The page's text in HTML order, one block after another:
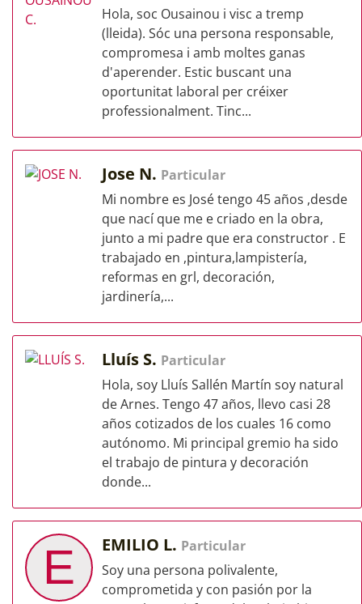
Hola, soc Ousainou i visc a tremp
(lleida). Sóc una persona responsable,
compromesa i amb moltes ganas
d'aperender. Estic buscant una
oportunitat laboral per créixer
professionalment. Tinc...
Jose N. Particular
Mi nombre es José tengo 45 años ,desde
que nací que me e criado en la obra,
junto a mi padre que era constructor . E
trabajado en ,pintura,lampistería,
reformas en grl, decoración,
jardinería,...
Lluís S. Particular
Hola, soy Lluís Sallén Martín soy natural
de Arnes. Tengo 47 años, llevo casi 28
años cotizados de los cuales 16 como
autónomo. Mi principal gremio ha sido
el trabajo de pintura y decoración
donde...
E EMILIO L. Particular
Soy una persona polivalente,
comprometida y con pasión por la